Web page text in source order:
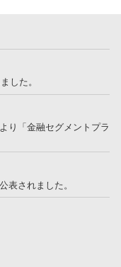
した。
り「金融セグメントプラ
表されました。